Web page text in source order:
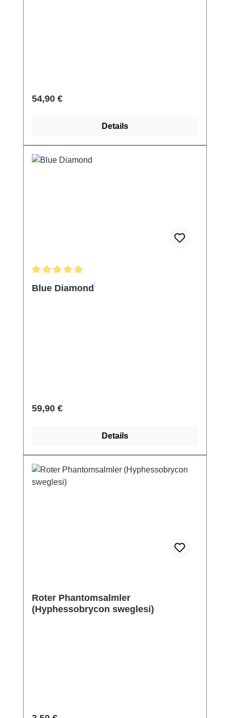
Regulärer Preis:
54,90 €
Details
Blue Diamond
Regulärer Preis:
59,90 €
Details
Roter Phantomsalmler
(Hyphessobrycon sweglesi)